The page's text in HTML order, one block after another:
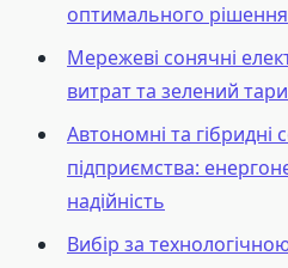
оптимального рішення
Мережеві сонячні
витрат та зелений
Автономні та гібридні
підприємства:
надійність
Вибір за